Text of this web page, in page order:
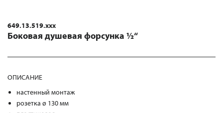
649.13.519.xxx
Боковая душевая форсунка ½“
ОПИСАНИЕ
настенный монтаж
розетка ø 130 мм